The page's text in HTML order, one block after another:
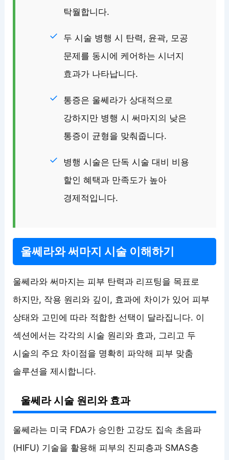
탁월합니다.
두 시술 병행 시 탄력, 윤곽, 모공
문제를 동시에 케어하는 시너지
효과가 나타납니다.
통증은 울쎄라가 상대적으로
강하지만 병행 시 써마지의 낮은
통증이 균형을 맞춰줍니다.
병행 시술은 단독 시술 대비 비용
할인 혜택과 만족도가 높아
경제적입니다.
울쎄라와 써마지 시술 이해하기
울쎄라와 써마지는 피부 탄력과 리프팅을 목표로
하지만, 작용 원리와 깊이, 효과에 차이가 있어 피부
상태와 고민에 따라 적합한 선택이 달라집니다. 이
섹션에서는 각각의 시술 원리와 효과, 그리고 두
시술의 주요 차이점을 명확히 파악해 피부 맞춤
솔루션을 제시합니다.
울쎄라 시술 원리와 효과
울쎄라는 미국 FDA가 승인한 고강도 집속 초음파
(HIFU) 기술을 활용해 피부의 진피층과 SMAS층